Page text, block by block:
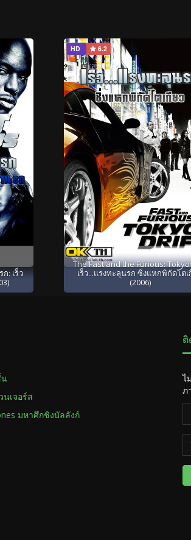
: เร็ว
HD 6.2
The Fast and the Furious:
เร็ว...แรงทะลุนรก ซิ่งแหกพิกัดโต
(2006)
น
นเจอร์ส
มหาศึกชิงบัลลังก์
ติ
ไ
ภ